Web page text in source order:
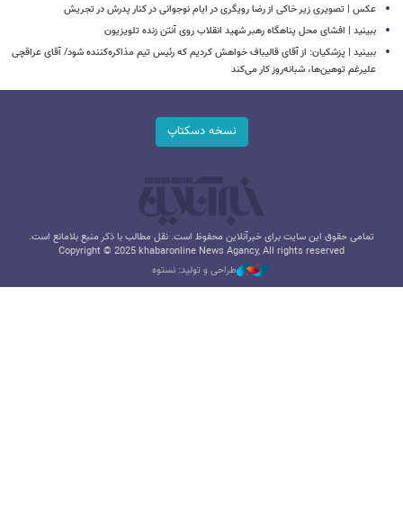
عکس | تصویری زیر خاکی از رضا رویگری در ایام نوجوانی در کنار پدرش در تجریش
ببینید | افشای محل پناهگاه‌ رهبر شهید انقلاب روی آنتن زنده تلویزیون
ببینید | پزشکیان: از آقای قالیباف خواهش کردیم که رئیس تیم مذاکره‌کننده شود/ آقای عراقچی
علیرغم توهین‌ها، شبانه‌روز کار می‌کند
نسخه دسکتاپ
تمامی حقوق این سایت برای خبرآنلاین محفوظ است. نقل مطالب با ذکر منبع بلامانع است.
Copyright © 2025 khabaronline News Agancy, All rights reserved
طراحی و تولید: نستوه